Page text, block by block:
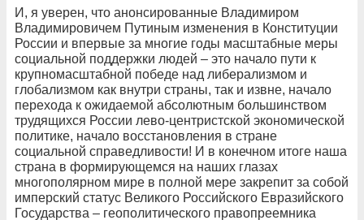
И, я уверен, что анонсированные Владимиром
Владимировичем Путиным изменения в Конституции
России и впервые за многие годы масштабные меры
социальной поддержки людей – это начало пути к
крупномасштабной победе над либерализмом и
глобализмом как внутри страны, так и извне, начало
перехода к ожидаемой абсолютным большинством
трудящихся России лево-центристской экономической
политике, начало восстановления в стране
социальной справедливости! И в конечном итоге наша
страна в формирующемся на наших глазах
многополярном мире в полной мере закрепит за собой
имперский статус Великого Российского Евразийского
Государства – геополитического правопреемника